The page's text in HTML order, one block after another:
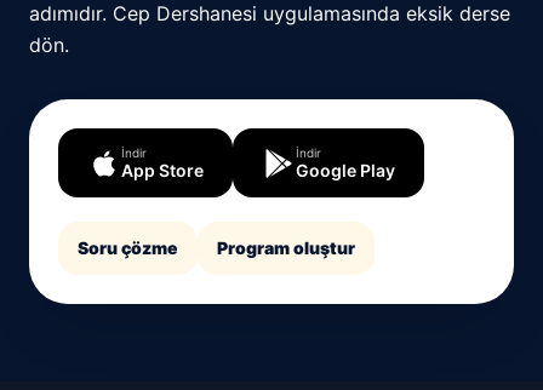
adımıdır. Cep Dershanesi uygulamasında eksik derse
dön.
İndir
App Store
İndir
Google Play
Soru çözme Program oluştur